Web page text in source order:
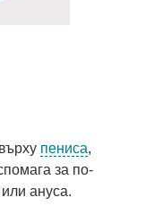
пениса,
за по-
ануса.